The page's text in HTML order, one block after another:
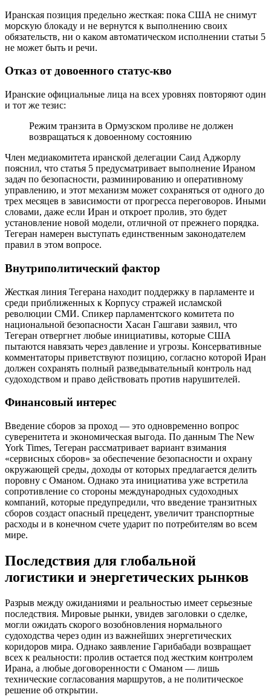
Иранская позиция предельно жесткая: пока США не снимут
морскую блокаду и не вернутся к выполнению своих
обязательств, ни о каком автоматическом исполнении статьи 5
не может быть и речи.
Отказ от довоенного статус-кво
Иранские официальные лица на всех уровнях повторяют один
и тот же тезис:
Режим транзита в Ормузском проливе не должен
возвращаться к довоенному состоянию
Член медиакомитета иранской делегации Саид Аджорлу
пояснил, что статья 5 предусматривает выполнение Ираном
задач по безопасности, разминированию и оперативному
управлению, и этот механизм может сохраняться от одного до
трех месяцев в зависимости от прогресса переговоров. Иными
словами, даже если Иран и откроет пролив, это будет
установление новой модели, отличной от прежнего порядка.
Тегеран намерен выступать единственным законодателем
правил в этом вопросе.
Внутриполитический фактор
Жесткая линия Тегерана находит поддержку в парламенте и
среди приближенных к Корпусу стражей исламской
революции СМИ. Спикер парламентского комитета по
национальной безопасности Хасан Гашгави заявил, что
Тегеран отвергнет любые инициативы, которые США
пытаются навязать через давление и угрозы. Консервативные
комментаторы приветствуют позицию, согласно которой Иран
должен сохранять полный разведывательный контроль над
судоходством и право действовать против нарушителей.
Финансовый интерес
Введение сборов за проход — это одновременно вопрос
суверенитета и экономическая выгода. По данным The New
York Times, Тегеран рассматривает вариант взимания
«сервисных сборов» за обеспечение безопасности и охрану
окружающей среды, доходы от которых предлагается делить
поровну с Оманом. Однако эта инициатива уже встретила
сопротивление со стороны международных судоходных
компаний, которые предупредили, что введение транзитных
сборов создаст опасный прецедент, увеличит транспортные
расходы и в конечном счете ударит по потребителям во всем
мире.
Последствия для глобальной
логистики и энергетических рынков
Разрыв между ожиданиями и реальностью имеет серьезные
последствия. Мировые рынки, увидев заголовки о сделке,
могли ожидать скорого возобновления нормального
судоходства через один из важнейших энергетических
коридоров мира. Однако заявление Гарибабади возвращает
всех к реальности: пролив остается под жестким контролем
Ирана, а любые договоренности с Оманом — лишь
технические согласования маршрутов, а не политическое
решение об открытии.